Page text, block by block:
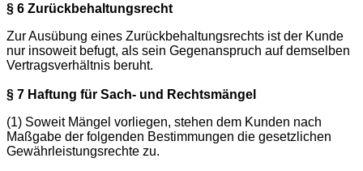
§ 6 Zurückbehaltungsrecht
Zur Ausübung eines Zurückbehaltungsrechts ist der Kunde
nur insoweit befugt, als sein Gegenanspruch auf demselben
Vertragsverhältnis beruht.
§ 7 Haftung für Sach- und Rechtsmängel
(1) Soweit Mängel vorliegen, stehen dem Kunden nach
Maßgabe der folgenden Bestimmungen die gesetzlichen
Gewährleistungsrechte zu.